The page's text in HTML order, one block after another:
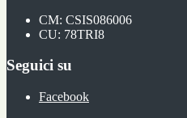
CM: CSIS086006
CU: 78TRI8
Seguici su
Facebook